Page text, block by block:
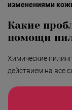
изменениями
Какие
помощи
Химические
действием на все
улучшения
«Сибирское
«SPAсение»